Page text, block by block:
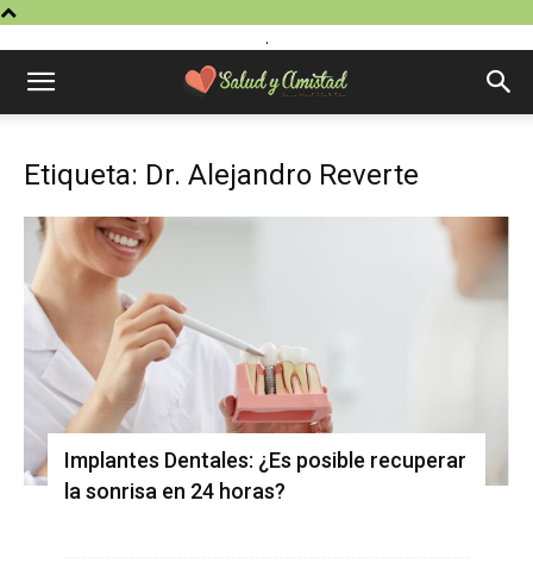
.
Etiqueta: Dr. Alejandro Reverte
Implantes Dentales: ¿Es posible recuperar
la sonrisa en 24 horas?